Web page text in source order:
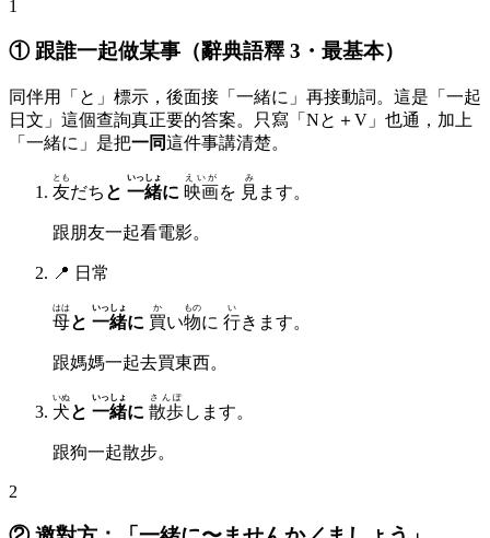
1
① 跟誰一起做某事（辭典語釋 3・最基本）
同伴用「と」標示，後面接「一緒に」再接動詞。這是「一起
日文」這個查詢真正要的答案。只寫「Nと＋V」也通，加上
「一緒に」是把一同這件事講清楚。
友
とも
だち と 一緒
いっしょ
に 映画
えいが
を 見
み
ます。
跟朋友一起看電影。
📍 日常
母
はは
と 一緒
いっしょ
に 買
か
い物
もの
に 行
い
きます。
跟媽媽一起去買東西。
犬
いぬ
と 一緒
いっしょ
に 散歩
さんぽ
します。
跟狗一起散步。
2